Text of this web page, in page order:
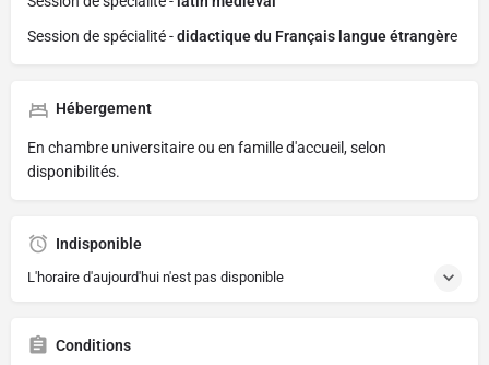
Session de spécialité -didactique du Français langue étrangère
Hébergement
En chambre universitaire ou en famille d'accueil, selon
disponibilités.
Indisponible
L'horaire d'aujourd'hui n'est pas disponible
Conditions